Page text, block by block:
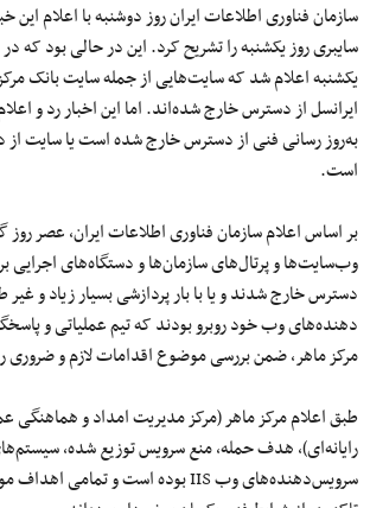
سازمانفناوریاطلاعاتایرانروز دوشنبه با اعلام این
سایبریروز یکشنبه را تشریحکرد. این در حالی بود که در
یکشنبه اعلام شد کهسایت‌هاییازجملهسایت بانک
ایرانسل از دسترسخارجشده‌اند. اما این اخبار رد و
به‌روز رسانیفنی از دسترسخارجشدهاست یا سایت
است.
بر اساس اعلام سازمان فناوری اطلاعات ایران، عصر
وب‌سایت‌ها و پرتال‌های سازمان‌ها و دستگاه‌های اجرایی
دسترس خارج شدند و یا با بار پردازشی بسیار زیاد وغیر
دهنده‌هایوبخودروبروبودند که تیم عملیاتی و
مرکز ماهر، ضمن بررسی موضوع اقدامات لازم و ضروری
طبق اعلام مرکز ماهر (مرکز مدیریت امداد و هماهنگی
رایانه‌ای)، هدف حمله، منع سرویستوزیعشده،
سرویس‌دهنده‌های وب IIS بوده
استو تمامی اهداف